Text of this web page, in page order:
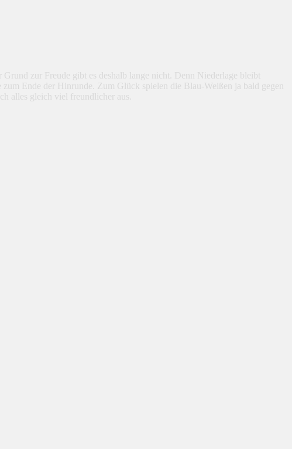
zur Freude gibt es deshalb lange nicht. Denn Niederlage bleibt
Ende der Hinrunde. Zum Glück spielen die Blau-Weißen ja bald gegen
alles gleich viel freundlicher aus.